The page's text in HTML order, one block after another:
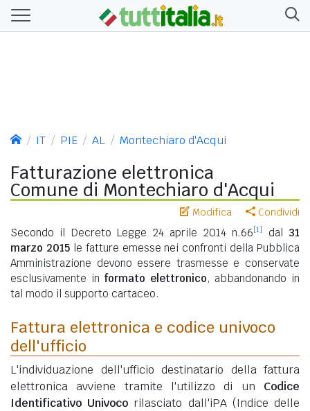
IT PIE AL Montechiaro d'Acqui
Fatturazione elettronica
Comune di Montechiaro d'Acqui
Modifica Condividi
Secondo il Decreto Legge 24 aprile 2014 n.66[1] dal 31
marzo 2015le fatture emesse nei confronti della Pubblica
Amministrazione devono essere trasmesse e conservate
esclusivamente in formato elettronico, abbandonando in
tal modo il supporto cartaceo.
Fattura elettronica e codice univoco
dell'ufficio
L'individuazione dell'ufficio destinatario della fattura
elettronica avviene tramite l'utilizzo di un Codice
Identificativo Univoco rilasciato dall'iPA (Indice delle